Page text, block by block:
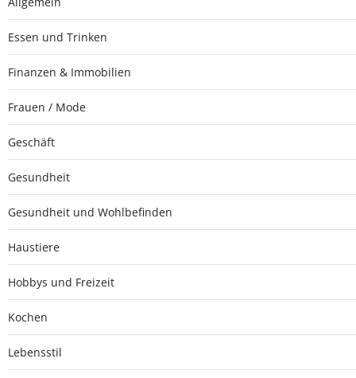
Essen und Trinken
Finanzen & Immobilien
Frauen / Mode
Geschäft
Gesundheit
Gesundheit und Wohlbefinden
Haustiere
Hobbys und Freizeit
Kochen
Lebensstil